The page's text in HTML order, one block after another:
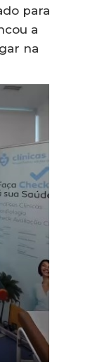
para
a
na